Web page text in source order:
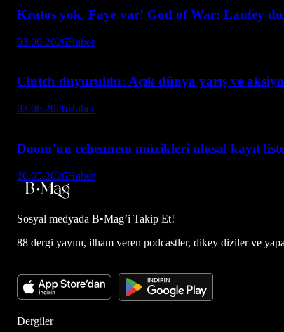
Kratos yok, Faye var! God of War: Laufey
03.06.2026Haber
Clutch duyuruldu: Açık dünya yarış ve
03.06.2026Haber
Doom’un cehennem müzikleri ulusal kayıt
26.05.2026Haber
Sosyal medyada B•Mag’i Takip Et!
88 dergi yayını, ilham veren podcastler, dikey diziler ve
Dergiler